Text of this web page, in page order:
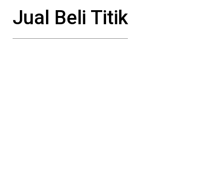
Jual Beli Titik